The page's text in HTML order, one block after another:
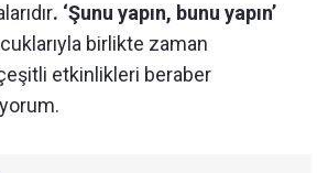
. ‘Şunu yapın, bunu yapın’
birlikte zaman
etkinlikleri beraber